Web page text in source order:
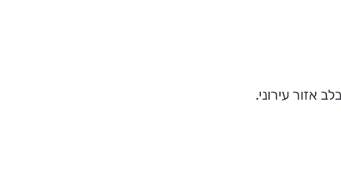
אזור עירוני.